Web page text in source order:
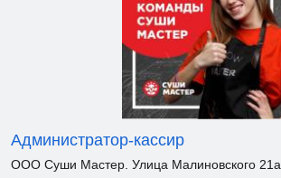
Администратор-кассир
ООО Суши Мастер. Улица Малиновского 21а